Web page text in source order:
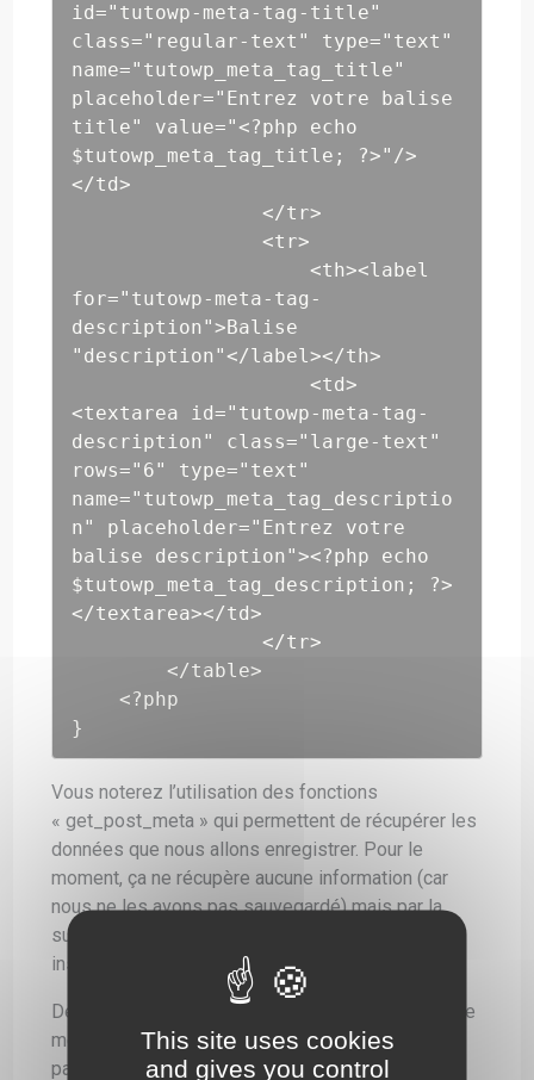
id="tutowp-meta-tag-title"
class="regular-text" type="text"
name="tutowp_meta_tag_title"
placeholder="Entrez votre balise
title" value="<?php echo
$tutowp_meta_tag_title; ?>"/>
</td>
for="tutowp-meta-tag-
description">Balise
"description"</label></th>
<textarea id="tutowp-meta-tag-
description" class="large-text"
rows="6" type="text"
name="tutowp_meta_tag_descriptio
n" placeholder="Entrez votre
balise description"><?php echo
$tutowp_meta_tag_description; ?>
</textarea></td>
}
Vous noterez l’utilisation des fonctions
« get_post_meta » qui permettent de récupérer les
données que nous allons enregistrer. Pour le
moment, ça ne récupère aucune information (car
nous ne les avons pas sauvegardé) mais par la
suite, elles permettront de récupérer la valeur
inscrite dans chaque champ.
Désormais, les deux champs s’affichent dans votre
meta box. Mais une meta box qui ne sauvegarde
pas les données ne sert à rien ! Nous allons
This site uses cookies
and gives you control